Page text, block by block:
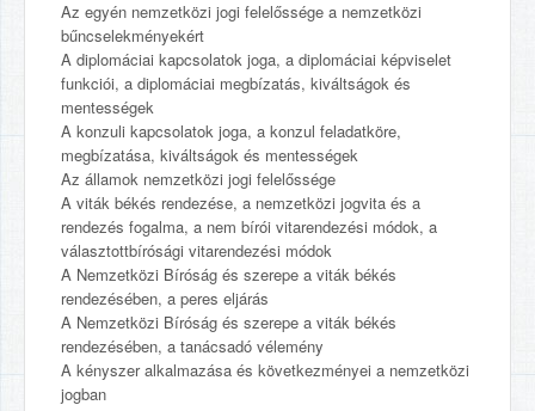
Az egyén nemzetközi jogi felelőssége a nemzetközi
bűncselekményekért
A diplomáciai kapcsolatok joga, a diplomáciai képviselet
funkciói, a diplomáciai megbízatás, kiváltságok és
mentességek
A konzuli kapcsolatok joga, a konzul feladatköre,
megbízatása, kiváltságok és mentességek
Az államok nemzetközi jogi felelőssége
A viták békés rendezése, a nemzetközi jogvita és a
rendezés fogalma, a nem bírói vitarendezési módok, a
választottbírósági vitarendezési módok
A Nemzetközi Bíróság és szerepe a viták békés
rendezésében, a peres eljárás
A Nemzetközi Bíróság és szerepe a viták békés
rendezésében, a tanácsadó vélemény
A kényszer alkalmazása és következményei a nemzetközi
jogban